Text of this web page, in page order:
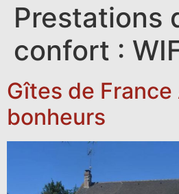
Prestations
confort :
Gîtes de
bonheurs